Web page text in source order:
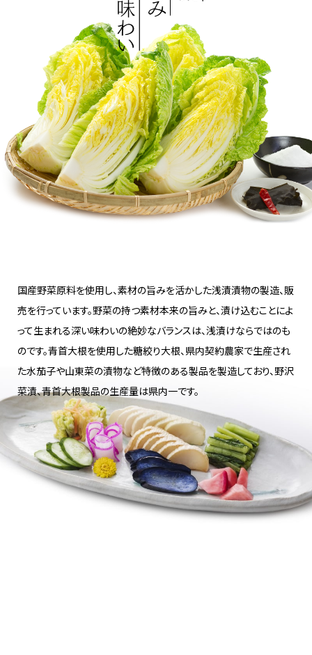
国産野菜原料を使用し、素材の旨みを活かした浅漬漬物の製造、販
売を行っています。野菜の持つ素材本来の旨みと、漬け込むことによ
って生まれる深い味わいの絶妙なバランスは、浅漬けならではのも
のです。青首大根を使用した糖絞り大根、県内契約農家で生産され
た水茄子や山東菜の漬物など特徴のある製品を製造しており、野沢
菜漬、青首大根製品の生産量は県内一です。